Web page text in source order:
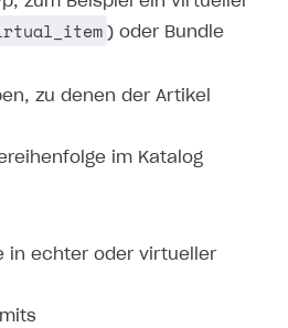
) oder Bundle
zu denen der Artikel
im Katalog
in echter oder virtueller